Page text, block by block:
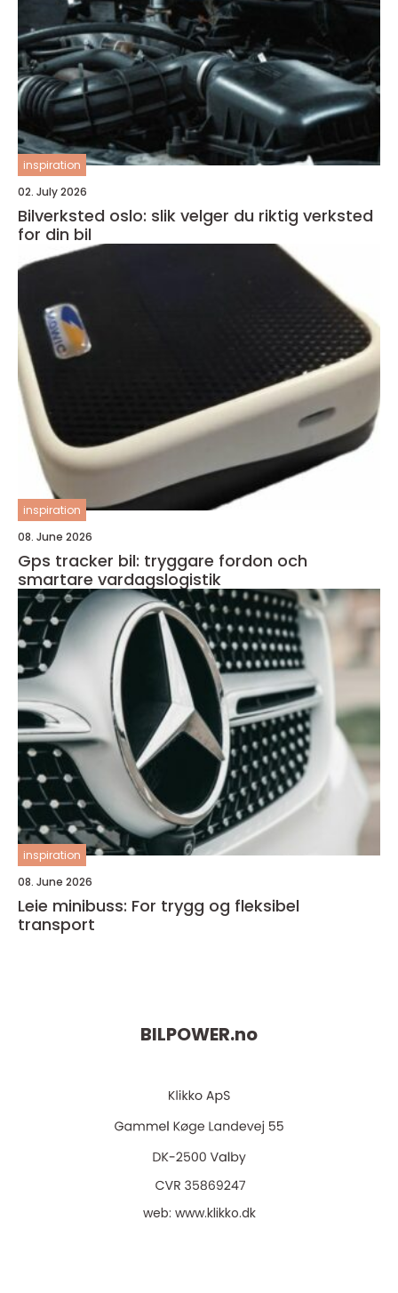
inspiration
02. July 2026
Bilverksted oslo: slik velger du riktig verksted
for din bil
inspiration
08. June 2026
Gps tracker bil: tryggare fordon och
smartare vardagslogistik
inspiration
08. June 2026
Leie minibuss: For trygg og fleksibel
transport
BILPOWER.no
web: www.klikko.dk